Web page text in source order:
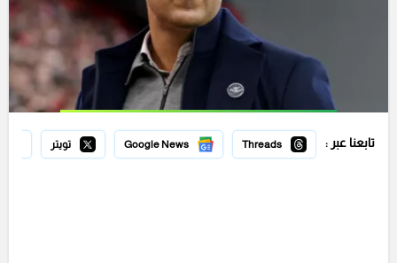
تابعنا عبر : Threads
Google News تويتر